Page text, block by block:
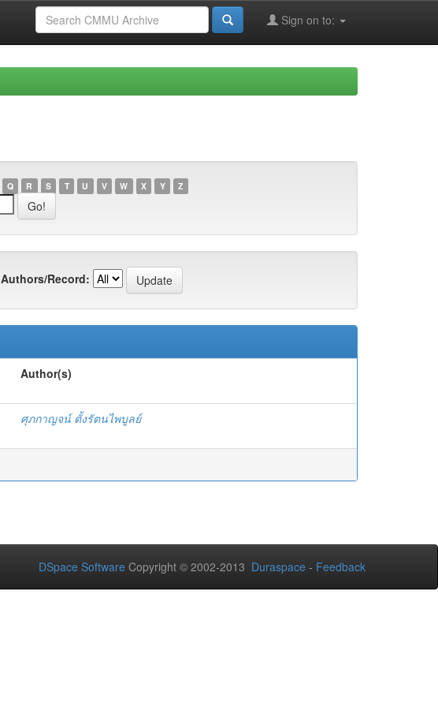
Sign on to:
Q R S T U V W X Y Z
Authors/Record:
Author(s)
ศุภกาญจน์ ตั้งรัตนไพบูลย์
DSpace Software Copyright © 2002-2013 Duraspace - Feedback